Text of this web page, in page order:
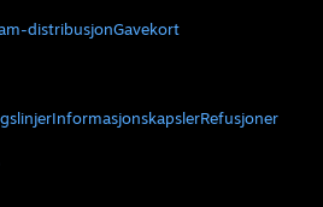
distribusjonGavekort
InformasjonskapslerRefusjoner